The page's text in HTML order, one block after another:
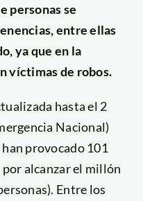
personas se
entre ellas
ya que en la
víctimas de robos.
hasta el 2
Nacional)
provocado 101
alcanzar el millón
Entre los